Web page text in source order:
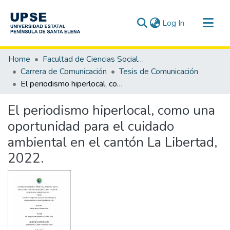
Log In (current)
Communities & Collections
All of DSpace
Statistics
Home
Facultad de Ciencias Sociales y de la Salud
Carrera de Comunicación
Tesis de Comunicación
El periodismo hiperlocal, como una oportunidad para el cuidado ambiental en el cantón La Libertad, 2022.
El periodismo hiperlocal, como una
oportunidad para el cuidado
ambiental en el cantón La Libertad,
2022.